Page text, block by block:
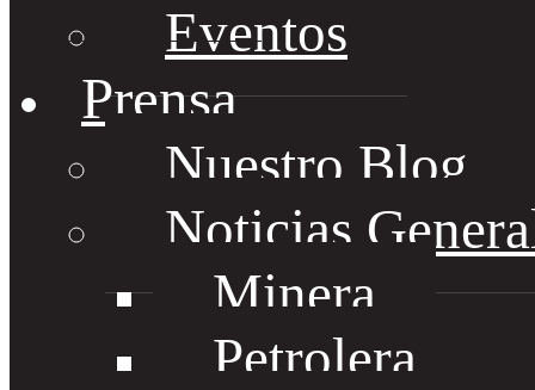
Eventos
Prensa
Nuestro Blog
Noticias
Minera
Petrolera